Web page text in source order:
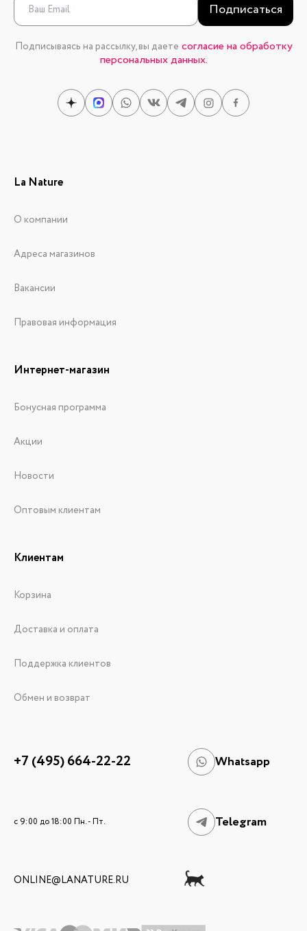
Подписаться
Подписываясь на рассылку, вы даете согласие на обработку
персональных данных.
La Nature
О компании
Адреса магазинов
Вакансии
Правовая информация
Интернет-магазин
Бонусная программа
Акции
Новости
Оптовым клиентам
Клиентам
Корзина
Доставка и оплата
Поддержка клиентов
Обмен и возврат
+7 (495) 664-22-22 Whatsapp
c 9:00 до 18:00 Пн. - Пт. Telegram
ONLINE@LANATURE.RU